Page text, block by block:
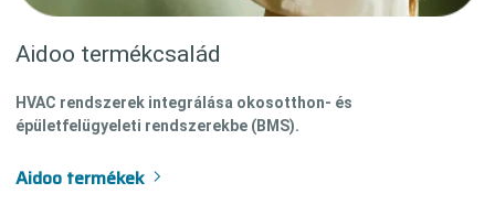
Aidoo termékcsalád
HVAC rendszerek integrálása okosotthon- és
épületfelügyeleti rendszerekbe (BMS).
Aidoo termékek